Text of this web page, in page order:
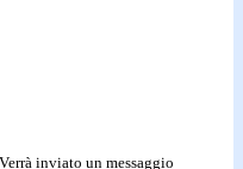
Verrà inviato un messaggio